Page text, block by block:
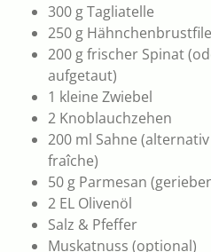
300 g Tagliatelle
250 g
200 g frischer Spinat
aufgetaut)
1 kleine Zwiebel
2 Knoblauchzehen
200 ml Sahne
fraîche)
50 g Parmesan
2 EL Olivenöl
Salz & Pfeffer
Muskatnuss (optional)